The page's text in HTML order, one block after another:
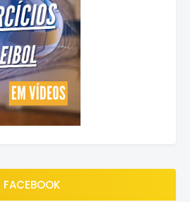
FACEBOOK